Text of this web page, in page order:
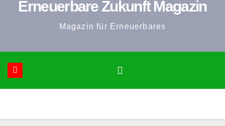
Erneuerbare Zukunft Magazin
Magazin für Erneuerbares